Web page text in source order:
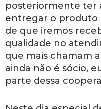
posteriormente ter
entregar o produto
de que iremos
qualidade no
que mais chamam
ainda não é sócio,
parte dessa